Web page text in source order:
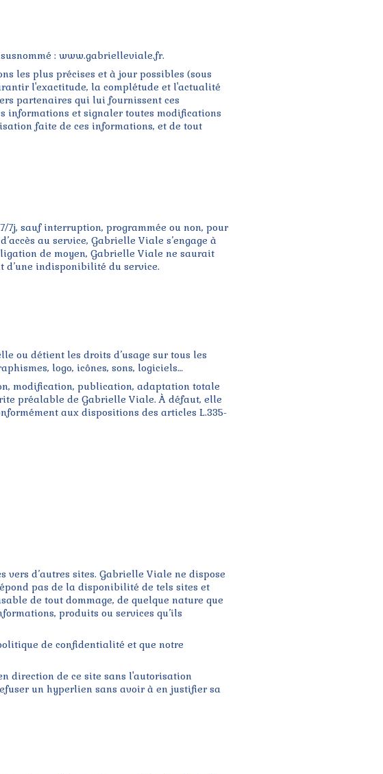
: www.gabrielleviale.fr.
les plus précises et à jour possibles (sous
l'exactitude, la complétude et l'actualité
partenaires qui lui fournissent ces
informations et signaler toutes modifications
faite de ces informations, et de tout
sauf interruption, programmée ou non, pour
au service, Gabrielle Viale s’engage à
de moyen, Gabrielle Viale ne saurait
d’une indisponibilité du service.
ou détient les droits d’usage sur tous les
logo, icônes, sons, logiciels…
modification, publication, adaptation totale
préalable de Gabrielle Viale. À défaut, elle
aux dispositions des articles L.335-
d’autres sites. Gabrielle Viale ne dispose
pas de la disponibilité de tels sites et
de tout dommage, de quelque nature que
produits ou services qu’ils
de confidentialité et que notre
direction de ce site sans l'autorisation
un hyperlien sans avoir à en justifier sa